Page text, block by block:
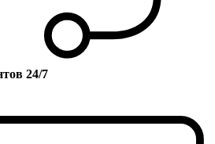
24/7